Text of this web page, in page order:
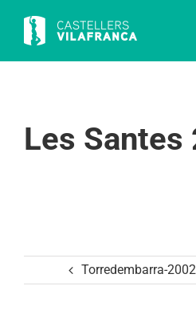
content
Les Santes
Torredembarra-2002